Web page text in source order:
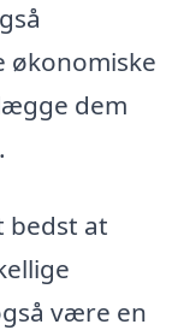
økonomiske
dem
bedst at
være en